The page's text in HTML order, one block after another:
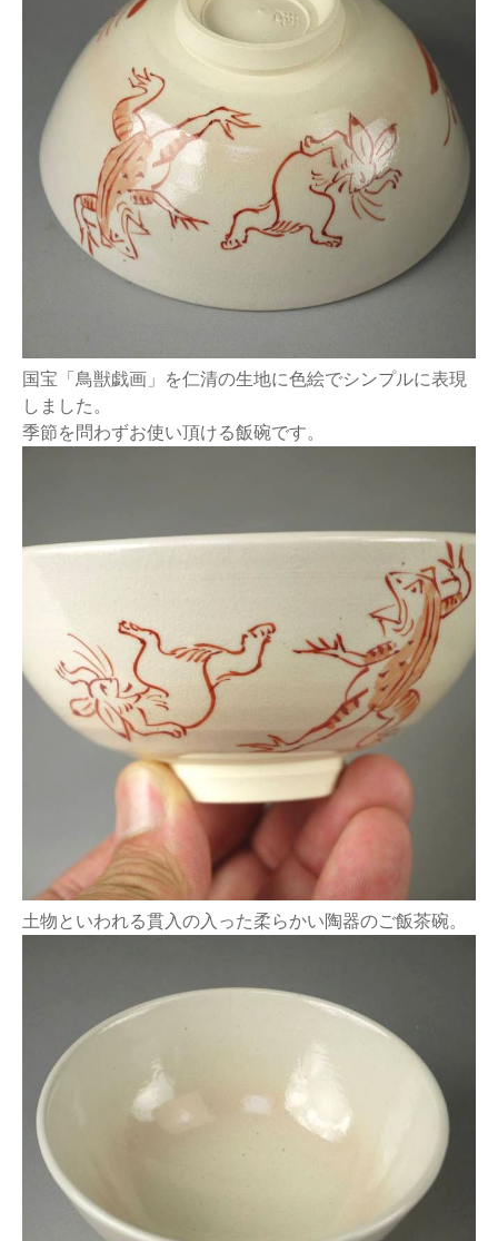
国宝「鳥獣戯画」を仁清の生地に色絵でシンプルに表現
しました。
季節を問わずお使い頂ける飯碗です。
土物といわれる貫入の入った柔らかい陶器のご飯茶碗。